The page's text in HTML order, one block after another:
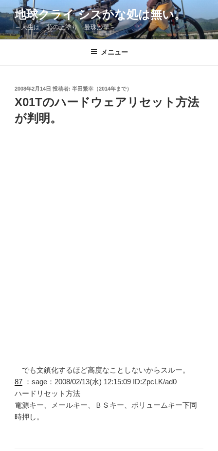
ン
テ
ン
地球クライ シスかな処は無い。
～人生は 恥の上塗り 曼珠沙華～
メニュー
投
稿
日:
2008年2月14日 投稿者: 半田繁幸（2014年まで）
X01Tのハードウェアリセット方法
が判明。
でも文鎮化するほど高度なことしないからスルー。
87 ：sage：2008/02/13(水) 12:15:09 ID:ZpcLK/ad0
ハードリセット方法
電源キー、メールキー、ＢＳキー、ボリュームキー下同
時押し。